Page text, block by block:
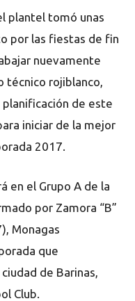
plantel tomó unas
por las fiestas de fin
nuevamente
técnico rojiblanco,
de este
iniciar de la mejor
2017.
en el Grupo A de la
por Zamora “B”
Monagas
que
de Barinas,
Club.